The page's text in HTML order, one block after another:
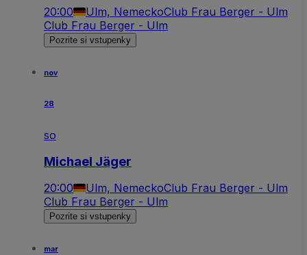
20:00 Ulm, NemeckoClub Frau Berger - Ulm
Club Frau Berger - Ulm
Pozrite si vstupenky
nov
28
so
Michael Jäger
20:00 Ulm, NemeckoClub Frau Berger - Ulm
Club Frau Berger - Ulm
Pozrite si vstupenky
mar